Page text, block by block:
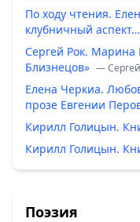
По ходу чтения.
клубничный аспект…
Сергей Рок. Марина
Близнецов» —
Елена Черкиа.
прозе Евгении
Кирилл Голицын.
Кирилл Голицын.
Поэзия